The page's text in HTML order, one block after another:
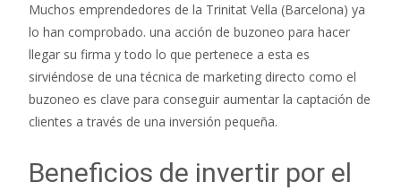
Muchos emprendedores de la Trinitat Vella (Barcelona) ya
lo han comprobado. una acción de buzoneo para hacer
llegar su firma y todo lo que pertenece a esta es
sirviéndose de una técnica de marketing directo como el
buzoneo es clave para conseguir aumentar la captación de
clientes a través de una inversión pequeña.
Beneficios de invertir por el